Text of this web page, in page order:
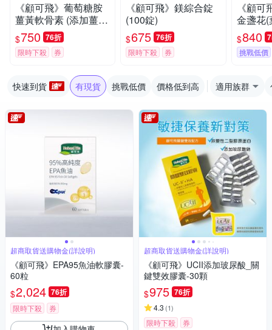
《顧可飛》葡萄糖胺
薑黃軟骨素 (添加薑
黃)-946ml
$750 76折
限時下殺 券
《顧可飛》鎂綜合錠
(100錠)
$675 76折
限時下殺 券
《顧
金盞花(
(45粒
$840
挑戰低價
快速到貨 有現貨 挑戰低價 價格低到高 適用族群
超商取貨送購物金(詳說明)
《顧可飛》EPA95魚油軟膠囊-
60粒
$2,024 76折
限時下殺 券
超商取貨送購物金(詳說明)
《顧可飛》UCII添加玻尿酸_關
鍵雙效膠囊-30顆
$975 76折
4.3 (1)
限時下殺 券